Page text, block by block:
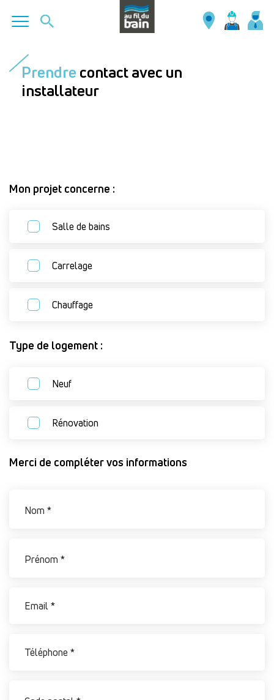
contenu
principal
Prendre contact avec un
installateur
Mon projet concerne :
Salle de bains
Carrelage
Chauffage
Type de logement :
Neuf
Rénovation
Merci de compléter vos informations